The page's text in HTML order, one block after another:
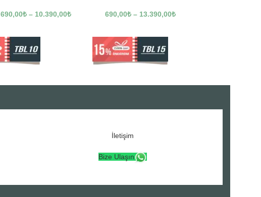
690,00₺ – 10.390,00₺
690,00₺ – 13.390,00₺
İletişim
Bize Ulaşın